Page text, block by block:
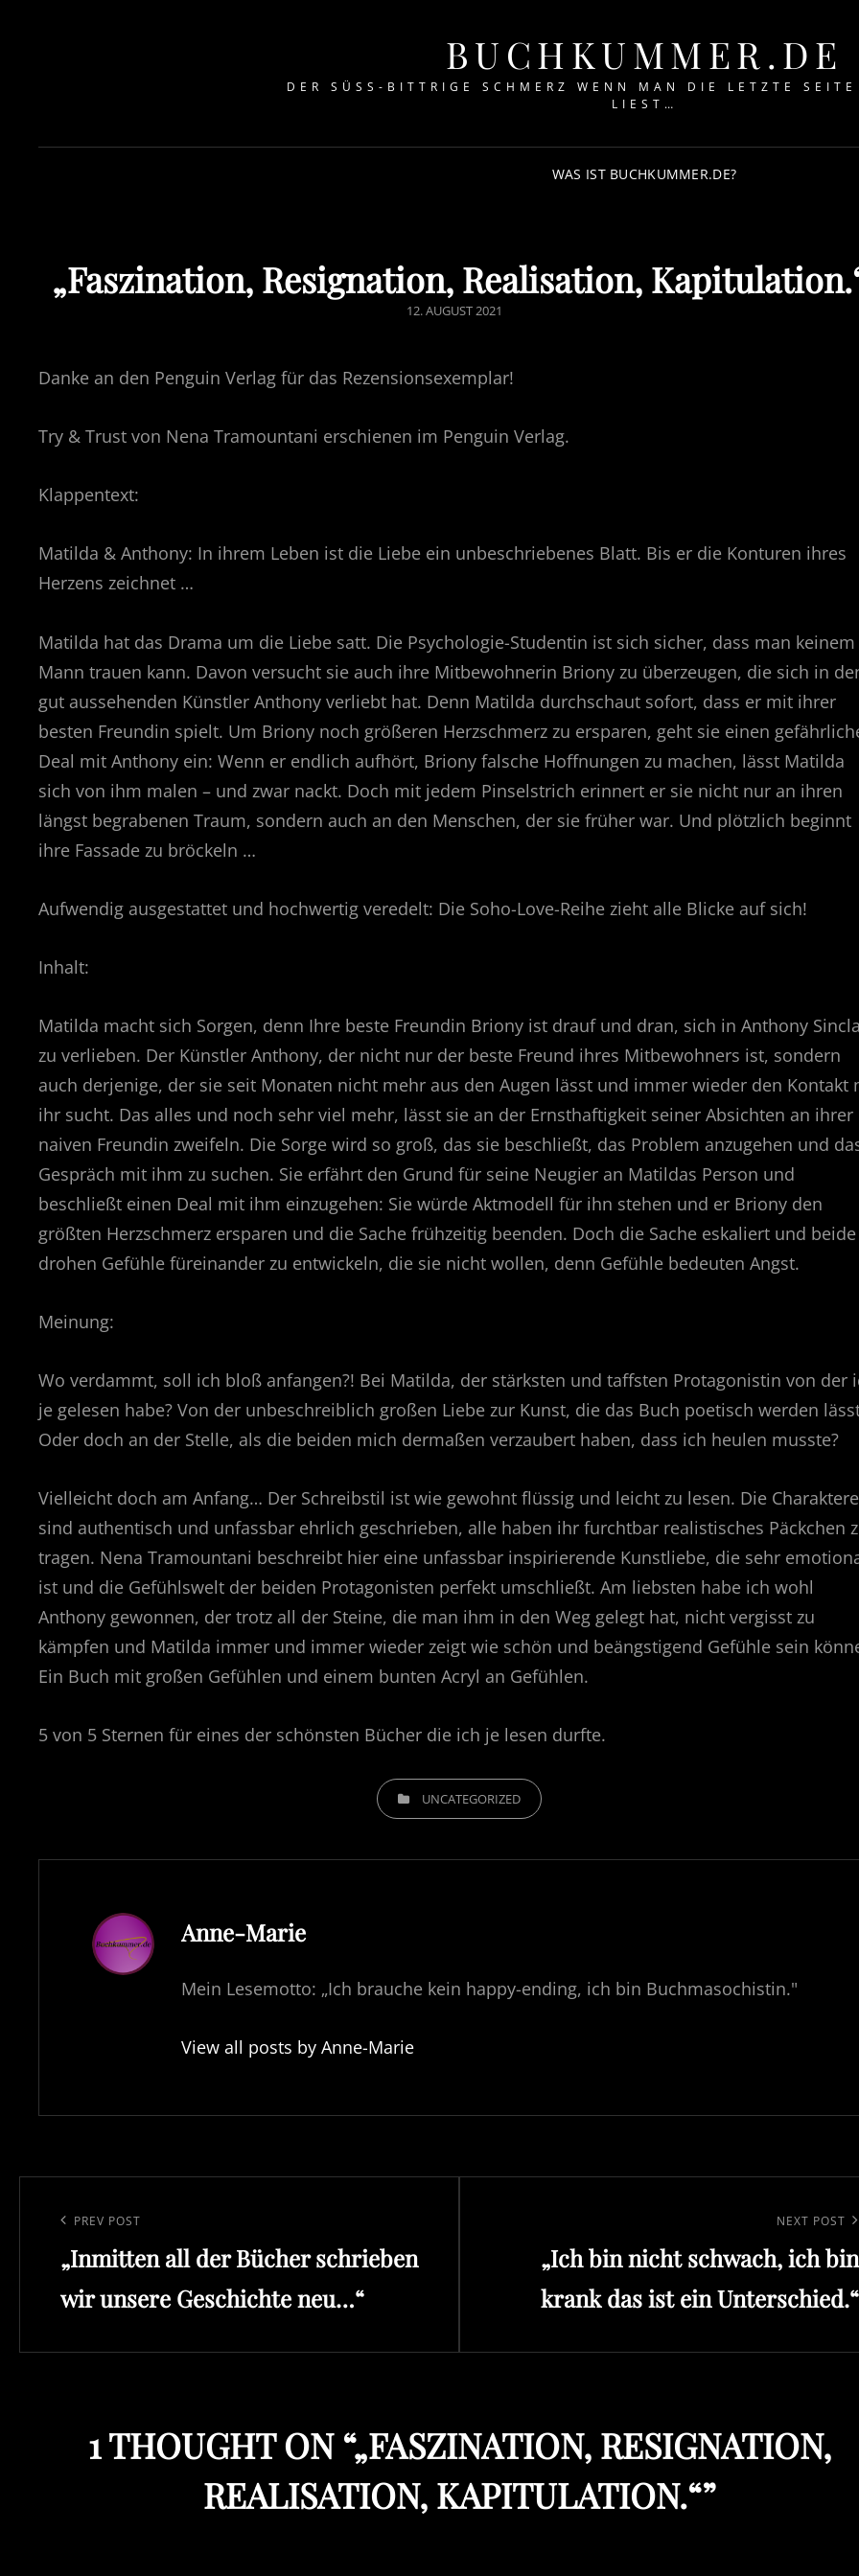
BUCHKUMMER.DE
DER SÜSS-BITTRIGE SCHMERZ WENN MAN DIE LETZTE SEITE
IEST…
WAS IST BUCHKUMMER.DE?
„Faszination, Resignation, Realisation,
POSTED
12. AUGUST 2021
Danke an den Penguin Verlag für das Rezensionsexemplar!
Try & Trust von Nena Tramountani erschienen im Penguin Verlag.
Klappentext:
Matilda & Anthony: In ihrem Leben ist die Liebe ein unbeschriebenes Blatt. Bis er die Konturen ihres
Herzens zeichnet …
Matilda hat das Drama um die Liebe satt. Die Psychologie-Studentin ist sich sicher, dass man keinem
Mann trauen kann. Davon versucht sie auch ihre Mitbewohnerin Briony zu überzeugen, die sich in
gut aussehenden Künstler Anthony verliebt hat. Denn Matilda durchschaut sofort, dass er mit ihrer
besten Freundin spielt. Um Briony noch größeren Herzschmerz zu ersparen, geht sie einen
Deal mit Anthony ein: Wenn er endlich aufhört, Briony falsche Hoffnungen zu machen, lässt Matilda
sich von ihm malen – und zwar nackt. Doch mit jedem Pinselstrich erinnert er sie nicht nur an ihren
längst begrabenen Traum, sondern auch an den Menschen, der sie früher war. Und plötzlich beginnt
ihre Fassade zu bröckeln …
Aufwendig ausgestattet und hochwertig veredelt: Die Soho-Love-Reihe zieht alle Blicke auf sich!
Inhalt:
Matilda macht sich Sorgen, denn Ihre beste Freundin Briony ist drauf und dran, sich in Anthony
zu verlieben. Der Künstler Anthony, der nicht nur der beste Freund ihres Mitbewohners ist, sondern
auch derjenige, der sie seit Monaten nicht mehr aus den Augen lässt und immer wieder den Kontakt
ihr sucht. Das alles und noch sehr viel mehr, lässt sie an der Ernsthaftigkeit seiner Absichten an ihrer
naiven Freundin zweifeln. Die Sorge wird so groß, das sie beschließt, das Problem anzugehen und
Gespräch mit ihm zu suchen. Sie erfährt den Grund für seine Neugier an Matildas Person und
beschließt einen Deal mit ihm einzugehen: Sie würde Aktmodell für ihn stehen und er Briony den
größten Herzschmerz ersparen und die Sache frühzeitig beenden. Doch die Sache eskaliert und beide
drohen Gefühle füreinander zu entwickeln, die sie nicht wollen, denn Gefühle bedeuten Angst.
Meinung:
Wo verdammt, soll ich bloß anfangen?! Bei Matilda, der stärksten und taffsten Protagonistin von der
je gelesen habe? Von der unbeschreiblich großen Liebe zur Kunst, die das Buch poetisch werden
Oder doch an der Stelle, als die beiden mich dermaßen verzaubert haben, dass ich heulen musste?
Vielleicht doch am Anfang… Der Schreibstil ist wie gewohnt flüssig und leicht zu lesen. Die Charaktere
sind authentisch und unfassbar ehrlich geschrieben, alle haben ihr furchtbar realistisches Päckchen
tragen. Nena Tramountani beschreibt hier eine unfassbar inspirierende Kunstliebe, die sehr
ist und die Gefühlswelt der beiden Protagonisten perfekt umschließt. Am liebsten habe ich wohl
Anthony gewonnen, der trotz all der Steine, die man ihm in den Weg gelegt hat, nicht vergisst zu
kämpfen und Matilda immer und immer wieder zeigt wie schön und beängstigend Gefühle sein
Ein Buch mit großen Gefühlen und einem bunten Acryl an Gefühlen.
5 von 5 Sternen für eines der schönsten Bücher die ich je lesen durfte.
CATEGORIESUNCATEGORIZED
Author:
Anne-Marie
Mein Lesemotto: „Ich brauche kein happy-ending, ich bin Buchmasochistin."
View all posts by Anne-Marie
Previous
Post
PREV POST
„Inmitten all der Bücher schrieben
wir unsere Geschichte neu…“
NEXT POST
„Ich bin nicht schwach, ich bin
krank das ist ein Unterschied.“
1 THOUGHT ON “„FASZINATION, RESIGNATION,
REALISATION, KAPITULATION.“”